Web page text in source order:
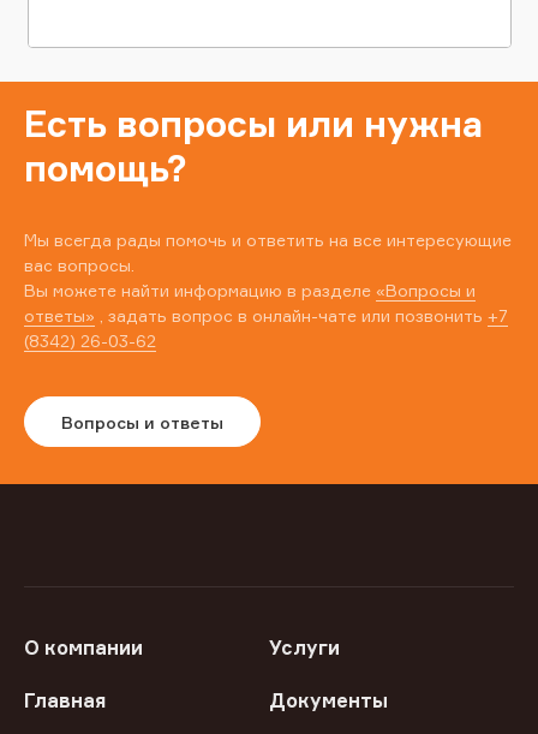
Есть вопросы или нужна
помощь?
Мы всегда рады помочь и ответить на все интересующие
вас вопросы.
Вы можете найти информацию в разделе «Вопросы и
ответы» , задать вопрос в онлайн-чате или позвонить +7
(8342) 26-03-62
Вопросы и ответы
О компании Услуги
Главная Документы